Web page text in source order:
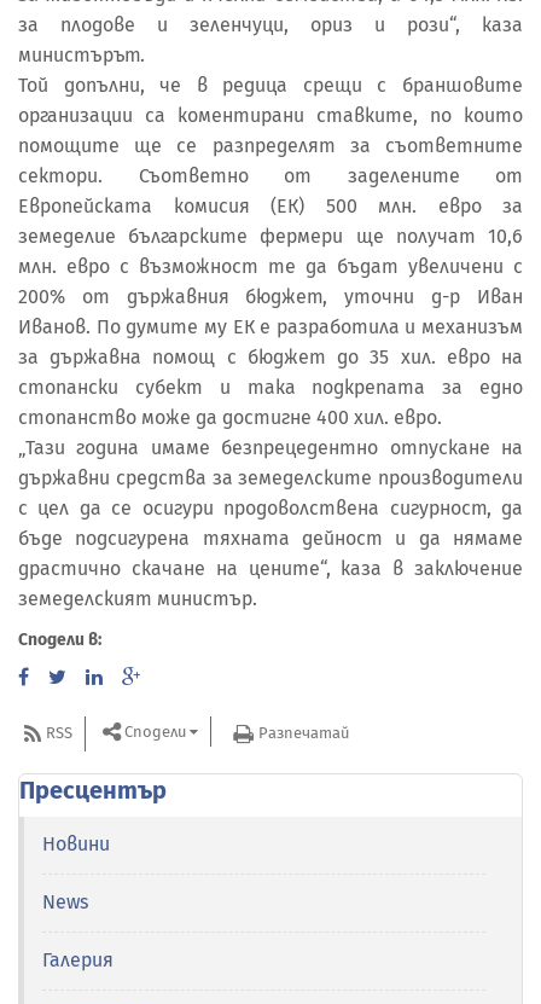
за плодове и зеленчуци, ориз и рози“, каза
министърът.
Той допълни, че в редица срещи с браншовите
организации са коментирани ставките, по които
помощите ще се разпределят за съответните
сектори. Съответно от заделените от
Европейската комисия (ЕК) 500 млн. евро за
земеделие българските фермери ще получат 10,6
млн. евро с възможност те да бъдат увеличени с
200% от държавния бюджет, уточни д-р Иван
Иванов. По думите му ЕК е разработила и механизъм
за държавна помощ с бюджет до 35 хил. евро на
стопански субект и така подкрепата за едно
стопанство може да достигне 400 хил. евро.
„Тази година имаме безпрецедентно отпускане на
държавни средства за земеделските производители
с цел да се осигури продоволствена сигурност, да
бъде подсигурена тяхната дейност и да нямаме
драстично скачане на цените“, каза в заключение
земеделският министър.
Сподели в:
RSS Сподели Разпечатай
Пресцентър
Новини
News
Галерия